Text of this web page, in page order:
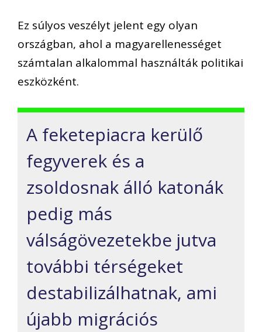
Ez súlyos veszélyt jelent egy olyan
országban, ahol a magyarellenességet
számtalan alkalommal használták politikai
eszközként.
A feketepiacra kerülő
fegyverek és a
zsoldosnak álló katonák
pedig más
válságövezetekbe jutva
további térségeket
destabilizálhatnak, ami
újabb migrációs